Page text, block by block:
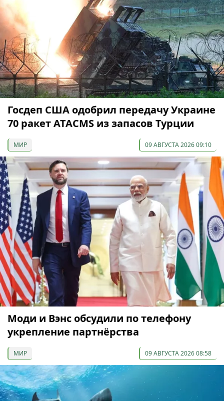
Госдеп США одобрил передачу Украине
70 ракет ATACMS из запасов Турции
МИР 09 АВГУСТА 2026 09:10
Моди и Вэнс обсудили по телефону
укрепление партнёрства
МИР 09 АВГУСТА 2026 08:58